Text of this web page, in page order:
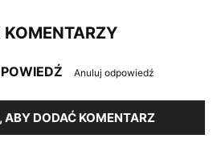
KOMENTARZY
Anuluj odpowiedź
ABY DODAĆ KOMENTARZ